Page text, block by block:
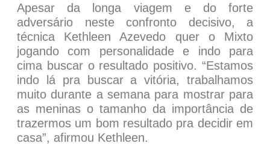
Apesar da longa viagem e do forte
adversário neste confronto decisivo, a
técnica Kethleen Azevedo quer o Mixto
jogando com personalidade e indo para
cima buscar o resultado positivo. “Estamos
indo lá pra buscar a vitória, trabalhamos
muito durante a semana para mostrar para
as meninas o tamanho da importância de
trazermos um bom resultado pra decidir em
casa”, afirmou Kethleen.